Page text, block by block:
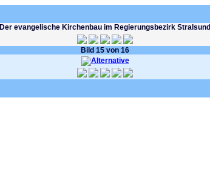
Der evangelische Kirchenbau im Regierungsbezirk Stralsund
Bild 15 von 16